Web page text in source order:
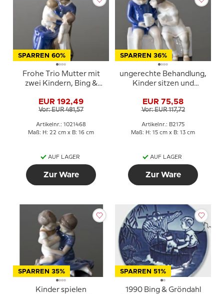
SPARREN 60%
Frohe Trio Mutter mit
zwei Kindern, Bing &
oder 468
EUR 192,49
Vor: EUR 481,57
Artikelnr.: 1021468
Maß: H: 22 cm x B: 16 cm
AUF LAGER
Zur Ware
SPARREN 36%
ungerechte Behandlung,
Kinder sitzen und
Gröndahl Figur Nr. 2175
EUR 75,58
Vor: EUR 117,72
Artikelnr.: B2175
Maß: H: 15 cm x B: 13 cm
AUF LAGER
Zur Ware
SPARREN 35%
Kinder spielen
SPARREN 51%
1990 Bing & Gröndahl